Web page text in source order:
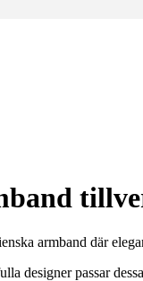
armband där
designer passar